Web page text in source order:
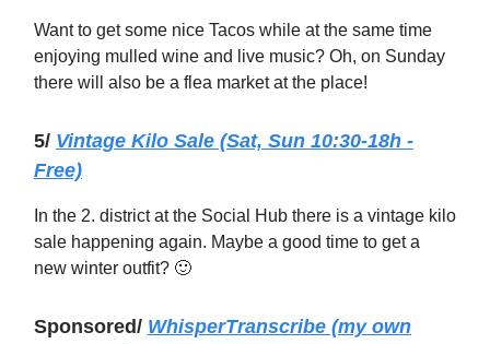
Want to get some nice Tacos while at the same time
enjoying mulled wine and live music? Oh, on Sunday
there will also be a flea market at the place!
5/ Vintage Kilo Sale (Sat, Sun 10:30-18h -
Free)
In the 2. district at the Social Hub there is a vintage kilo
sale happening again. Maybe a good time to get a
new winter outfit? 🙂
Sponsored/ WhisperTranscribe (my own